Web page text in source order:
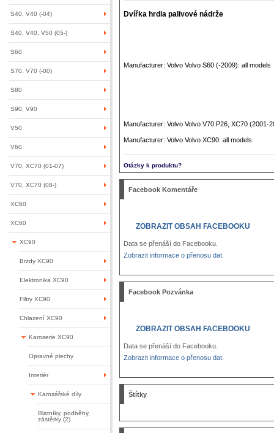
S40, V40 (-04)
S40, V40, V50 (05-)
S60
S70, V70 (-00)
S80
S90, V90
V50
V60
V70, XC70 (01-07)
V70, XC70 (08-)
XC60
XC60
XC90
Brzdy XC90
Elektronika XC90
Filtry XC90
Chlazení XC90
Karoserie XC90
Opravné plechy
Interiér
Karosářské díly
Blatníky, podběhy,
zástěrky (2)
Dvířka hrdla palivové nádrže
Manufacturer: Volvo Volvo S60 (-2009): all models
Manufacturer: Volvo Volvo V70 P26, XC70 (2001-
Manufacturer: Volvo Volvo XC90: all models
Otázky k produktu?
Facebook Komentáře
ZOBRAZIT OBSAH FACEBOOKU
Data se přenáší do Facebooku.
Zobrazit informace o přenosu dat.
Facebook Pozvánka
ZOBRAZIT OBSAH FACEBOOKU
Data se přenáší do Facebooku.
Zobrazit informace o přenosu dat.
Štítky